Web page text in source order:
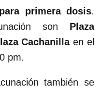
primera dosis.
son Plaza
Cachanillaen el
pm.
también se